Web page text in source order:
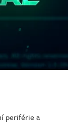
periférie a